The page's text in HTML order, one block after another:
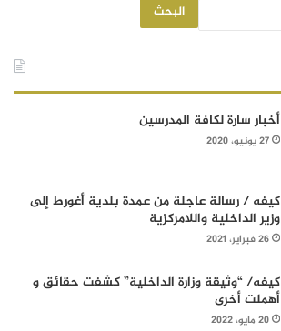
البحث
أخبار سارة لكافة المدرسين
27 يونيو، 2020
كيفه / رسالة عاجلة من عمدة بلدية أغورط إلى
وزير الداخلية واللامركزية
26 فبراير، 2021
كيفه/ “وثيقة وزارة الداخلية” كشفت حقائق و
أهملت أخرى
20 مايو، 2022